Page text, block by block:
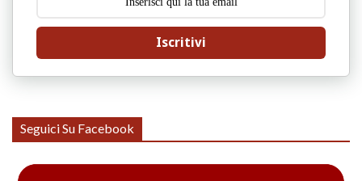
Iscritivi
Seguici Su Facebook